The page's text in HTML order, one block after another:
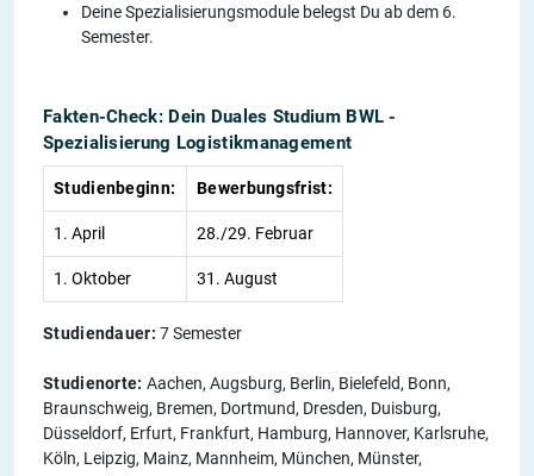
Deine Spezialisierungsmodule belegst Du ab dem 6.
Semester.
Fakten-Check: Dein Duales Studium BWL -
Spezialisierung Logistikmanagement
Studienbeginn: Bewerbungsfrist:
1. April 28./29. Februar
1. Oktober 31. August
Studiendauer: 7 Semester
Studienorte: Aachen, Augsburg, Berlin, Bielefeld, Bonn,
Braunschweig, Bremen, Dortmund, Dresden, Duisburg,
Düsseldorf, Erfurt, Frankfurt, Hamburg, Hannover, Karlsruhe,
Köln, Leipzig, Mainz, Mannheim, München, Münster,